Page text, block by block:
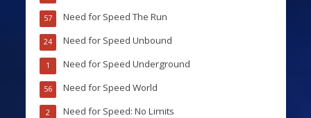
Need for Speed The Run
57
Need for Speed Unbound
24
Need for Speed Underground
1
Need for Speed World
56
Need for Speed: No Limits
2